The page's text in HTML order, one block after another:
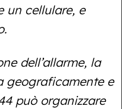
un cellulare, e
dell’allarme, la
geograficamente e
può organizzare